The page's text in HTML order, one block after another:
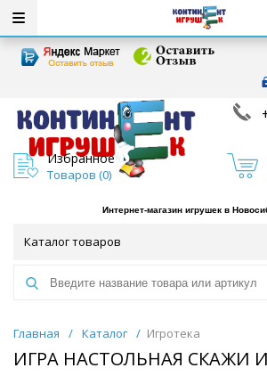
Избранное
Товаров (0)
Интернет-магазин игрушек в
Каталог товаров
Главная / Каталог / Игротека
ИГРА НАСТОЛЬНАЯ СКАЖИ